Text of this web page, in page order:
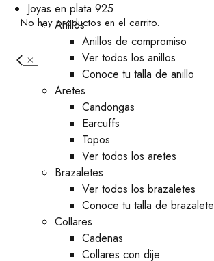
No hay productos en el carrito.
Joyas en plata 925
Anillos
Anillos de compromiso
Ver todos los anillos
Conoce tu talla de anillo
Aretes
⁠Candongas
Earcuffs
Topos
Ver todos los aretes
Brazaletes
Ver todos los brazaletes
Conoce tu talla de brazalete
Collares
Cadenas
Collares con dije